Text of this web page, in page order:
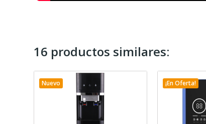
16 productos similares:
Nuevo ¡En Oferta!